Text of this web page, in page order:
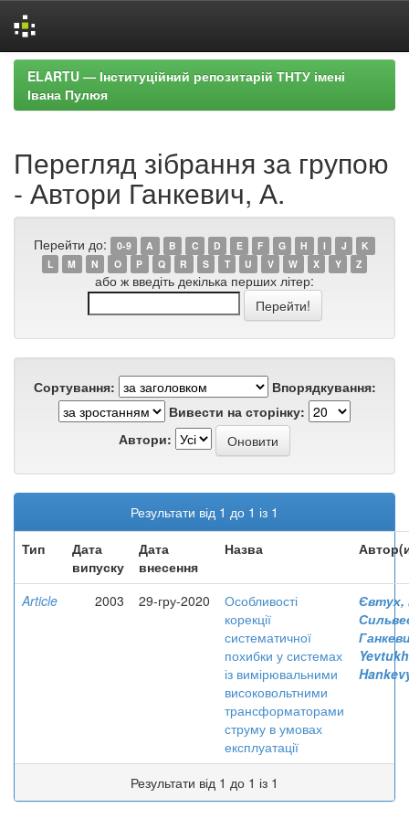
Skip
navigation
ELARTU — Інституційний репозитарій ТНТУ імені
Івана Пулюя
Перегляд зібрання за групою
- Автори Ганкевич, А.
Перейти до: 0-9 A B C D E F G H I J
K
L
M N O P Q R S T U V W X Y Z
або ж введіть декілька перших літер:
Сортування:
Впорядкування:
Вивести на сторінку:
Автори:
Результати від 1 до 1 із 1
Тип
Дата
випуску
Дата
внесення
Назва
Article 2003 29-гру-2020
Особливості
корекції
систематичної
похибки у системах
із вимірювальними
високовольтними
трансформаторами
струму в умовах
експлуатації
Результати від 1 до 1 із 1